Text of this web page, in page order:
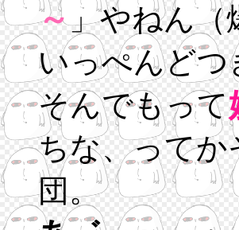
～」やねん（
いっぺんどつ
そんでもって
ちな、ってか
団。